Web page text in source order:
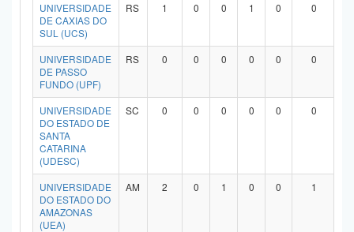
UNIVERSIDADE
DE CAXIAS DO
SUL (UCS)
RS 1 0 0 1 0 0
UNIVERSIDADE
DE PASSO
FUNDO (UPF)
RS 0 0 0 0 0 0
UNIVERSIDADE
DO ESTADO DE
SANTA
CATARINA
(UDESC)
SC 0 0 0 0 0 0
UNIVERSIDADE
DO ESTADO DO
AMAZONAS
(UEA)
AM 2 0 1 0 0 1